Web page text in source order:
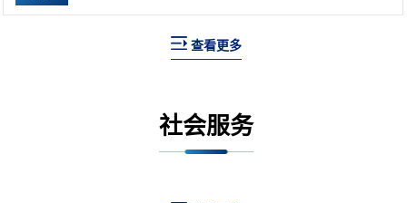
查看更多
社会服务